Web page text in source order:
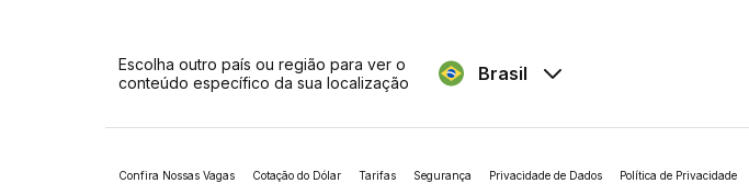
Escolha outro país ou região para ver o
conteúdo específico da sua localização
Brasil
Confira Nossas Vagas Cotação do Dólar Tarifas Segurança Privacidade de Dados Política de Privacidade